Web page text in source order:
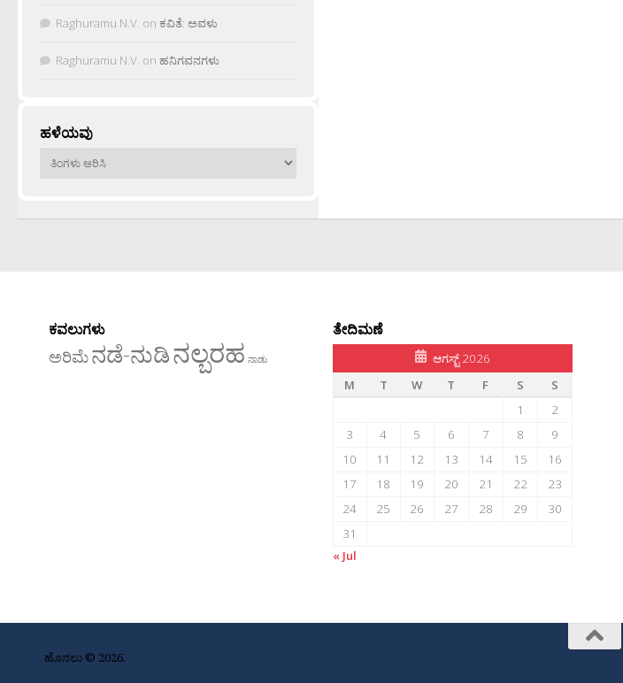
Raghuramu N.V. on ಕವಿತೆ: ಅವಳು
Raghuramu N.V. on ಹನಿಗವನಗಳು
ಹಳೆಯವು
ಹಳೆಯವು
ಕವಲುಗಳು
ಅರಿಮೆನಡೆ-ನುಡಿನಲ್ಬರಹ ನಾಡು
ತೇದಿಮಣೆ
ಆಗಸ್ಟ್ 2026
M
T W T F S
S
1
2
3
4 5 6 7 8
9
10
11 12 13 14 15
16
17
18 19 20 21 22
23
24
25 26 27 28 29
30
31
« Jul
ಹೊನಲು © 2026.